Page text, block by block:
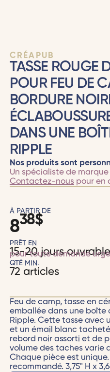
CRÉAPUB
TASSE ROUGE
POUR FEU DE
BORDURE
DANS UNE
RIPPLE
Nos produits sont
Un spécialiste de marque
Contactez-nouspour en
À PARTIR DE
838$
PRÊT EN
15-20 jours
pour toute demande
QTÉ MIN.
72 articles
Feu de camp, tasse en
emballée dans une boîte
Ripple. Cette tasse avec
et un émail blanc
rebord noir assorti et de
volume des taches varie
Chaque pièce est
recommandé. 3,75" H x